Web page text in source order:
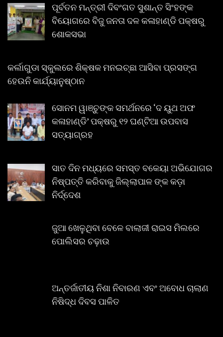
ପୂର୍ବତନ ମନ୍ତ୍ରୀ ଦିବଂଗତ ସୁଶାନ୍ତ ସିଂହଙ୍କ
ବିୟୋଗରେ ବିଜୁ ଜନତା ଦଳ କଳାହାଣ୍ଡି ପକ୍ଷରୁ
ଶୋକସଭା
କର୍ଲାଗୁଡା ସ୍କୁଲରେ ଶିକ୍ଷକ ମନଇଚ୍ଛା ଆସିବା ପ୍ରସଙ୍ଗ
ହେଉନି କାର୍ଯ୍ୟାନୁଷ୍ଠାନ
ସୋନମ ୱାଞ୍ଚୁଙ୍କ ସମର୍ଥନରେ ‘ଦ ୟୁଥ ଅଫ
କଳାହାଣ୍ଡି’ ପକ୍ଷରୁ ୧୨ ଘଣ୍ଟିଆ ଉପବାସ
ସତ୍ୟାଗ୍ରହ
ସାତ ଦିନ ମଧ୍ୟରେ ସମସ୍ତ ବକେୟା ଅଭିଯୋଗର
ନିଷ୍ପତ୍ତି କରିବାକୁ ଜିଲ୍ଲାପାଳ ଙ୍କ କଡ଼ା
ନିର୍ଦ୍ଦେଶ
ଜୁଆ ଖେଳୁଥିବା ବେଳେ ବାଲାଜୀ ରାଇସ ମିଲରେ
ପୋଲିସର ଚଢ଼ାଉ
ଅନ୍ତର୍ଜାତୀୟ ନିଶା ନିବାରଣ ଏବଂ ଅବୋଧ ଚାଲାଣ
ନିଷିଦ୍ଧ ଦିବସ ପାଳିତ